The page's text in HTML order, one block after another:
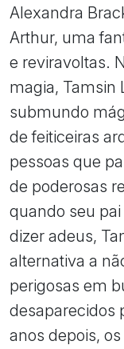
Alexandra
Arthur, uma
e reviravoltas.
magia, Tamsin
submundo
de feiticeiras
pessoas que
de poderosas
quando seu
dizer adeus,
alternativa a
perigosas em
desaparecidos
anos depois,